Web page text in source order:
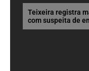
Teixeira registra
com suspeita de